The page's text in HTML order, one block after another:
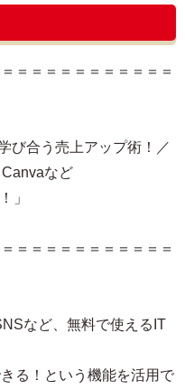
＝＝＝＝＝＝＝＝＝＝＝
合う売上アップ術！／
など
」
＝＝＝＝＝＝＝＝＝＝＝
など、無料で使えるIT
る！という機能を活用で